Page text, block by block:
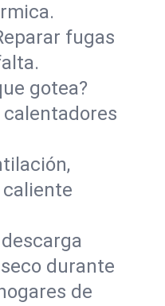
fugas
gotea?
calentadores
durante
de